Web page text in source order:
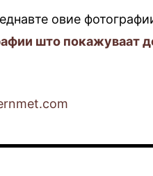
овие
што покажуваат